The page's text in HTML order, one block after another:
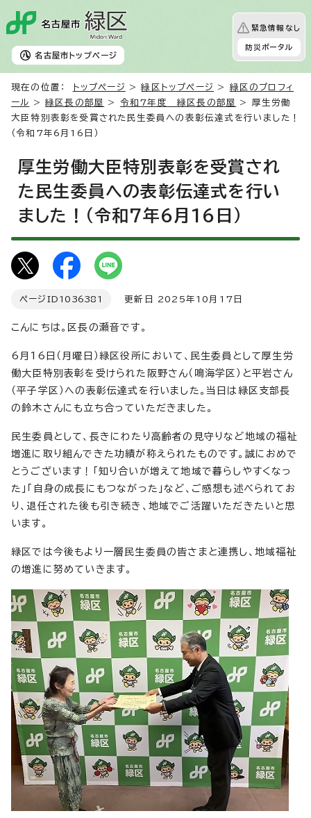
名古屋市 トップページ
緊急情報なし
防災ポータル
現在の位置： トップページ >緑区トップページ > 緑区のプロフィ
ール
>緑区長の部屋 > 令和7年度 緑区長の部屋
> 厚生労働
大臣特別表彰を受賞された民生委員への表彰伝達式を行いました！
（令和7年6月16日）
厚生労働大臣特別表彰を受賞され
た民生委員への表彰伝達式を行い
ました！（令和7年6月16日）
ページID 1036381 更新日 2025年10月17日
こんにちは。区長の瀬音です。
6月16日（月曜日）緑区役所において、民生委員として厚生労
働大臣特別表彰を受けられた阪野さん（鳴海学区）と平岩さん
（平子学区）への表彰伝達式を行いました。当日は緑区支部長
の鈴木さんにも立ち合っていただきました。
民生委員として、長きにわたり高齢者の見守りなど地域の福祉
増進に取り組んできた功績が称えられたものです。誠におめで
とうございます！「知り合いが増えて地域で暮らしやすくなっ
た」「自身の成長にもつながった」など、ご感想も述べられてお
り、退任された後も引き続き、地域でご活躍いただきたいと思
います。
緑区では今後もより一層民生委員の皆さまと連携し、地域福祉
の増進に努めていきます。